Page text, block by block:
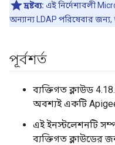
দ্রষ্টব্য: এই নির্দেশাবলী
অন্যান্য LDAP পরিষেবার
পূর্বশর্ত
ব্যক্তিগত ক্লাউড
অবশ্যই একটি
এই ইনস্টলেশনটি
ব্যক্তিগত ক্লাউডের